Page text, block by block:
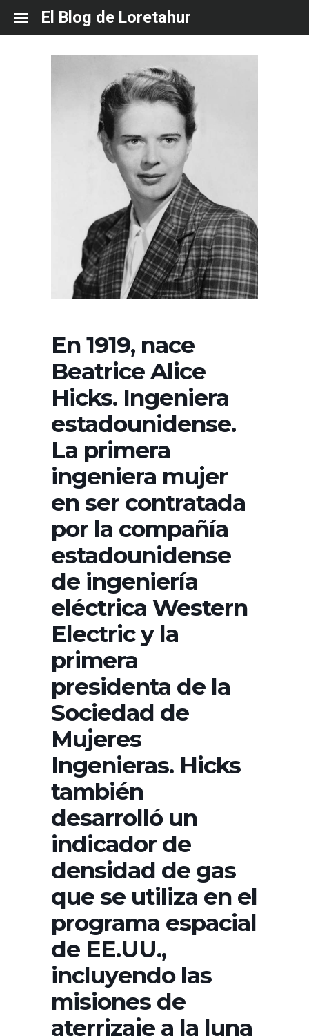
content
El Blog de Loretahur
En 1919, nace
Beatrice Alice
Hicks. Ingeniera
estadounidense.
La primera
ingeniera mujer
en ser contratada
por la compañía
estadounidense
de ingeniería
eléctrica Western
Electric y la
primera
presidenta de la
Sociedad de
Mujeres
Ingenieras.​ Hicks
también
desarrolló un
indicador de
densidad de gas
que se utiliza en el
programa espacial
de EE.UU.,
incluyendo las
misiones de
aterrizaje a la luna